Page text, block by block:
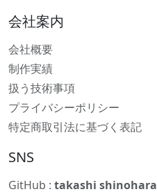
会社案内
会社概要
制作実績
扱う技術事項
プライバシーポリシー
特定商取引法に基づく表記
SNS
GitHub : takashi shinohara